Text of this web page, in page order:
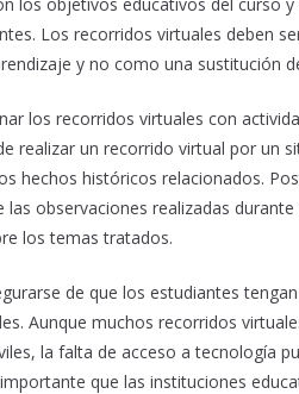
Los recorridos virtuales deben
y no como una sustitución
los recorridos virtuales con
realizar un recorrido virtual por un
hechos históricos relacionados.
las observaciones realizadas
los temas tratados.
de que los estudiantes
Aunque muchos recorridos
la falta de acceso a tecnología
que las instituciones